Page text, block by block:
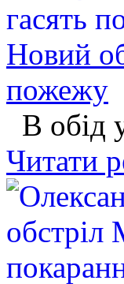
Новий
пожежу
В обід
Читати